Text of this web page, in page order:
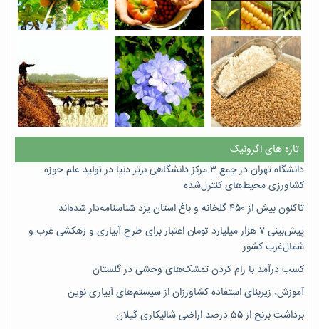
تازه های اگرونیک
دانشگاه تهران در جمع ۳ مرکز دانشگاهی برتر دنیا در تولید علم حوزه
کشاورزی محیط‌های کنترل‌شده
تاکنون بیش از ۴۵۰ گلخانه و باغ استان یزد شناسنامه‌دار شده‌اند
پیش‌بینی ۷‌ هزار میلیارد تومان اعتبار برای طرح آبیاری و زهکشی غرب و
شمال‌غرب کشور
کسب درآمد با رام کردن تمشک‌های وحشی در گلستان
آموزش، زیربنای استفاده کشاورزان از سیستم‌های آبیاری نوین
برداشت برنج از ۵۵ درصد اراضی شالیکاری گیلان